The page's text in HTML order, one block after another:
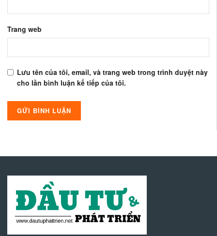
Trang web
Lưu tên của tôi, email, và trang web trong trình duyệt này
cho lần bình luận kế tiếp của tôi.